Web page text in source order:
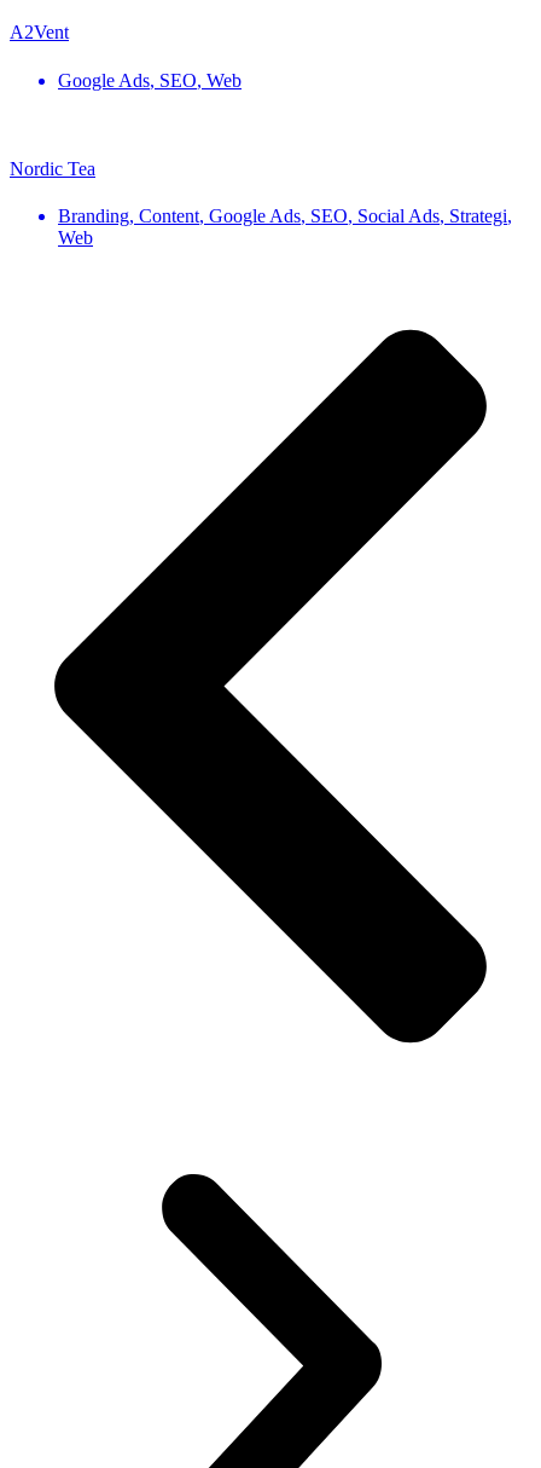
A2Vent
Google Ads, SEO, Web
Nordic Tea
Branding, Content, Google Ads, SEO, Social Ads, Strategi,
Web